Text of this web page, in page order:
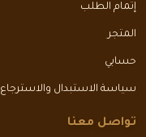
إتمام الطلب
المتجر
حسابي
سياسة الاستبدال والاسترجاع
تواصل معنا